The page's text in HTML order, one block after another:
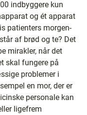
indbyggere kun
og ét apparat
patienters morgen-
af brød og te? Det
mirakler, når det
skal fungere på
problemer i
en mor, der er
personale kan
ligefrem